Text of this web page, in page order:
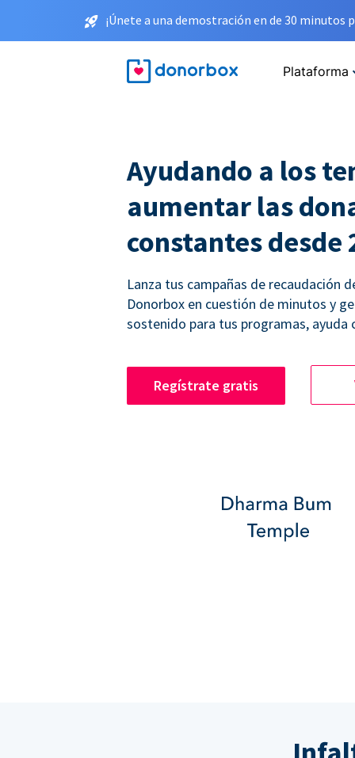
¡Únete a una demostración en de 30 minutos
Plataforma
Ayudando a los
aumentar las
constantes desde
Lanza tus campañas de recaudación
Donorbox en cuestión de minutos y
sostenido para tus programas, ayuda
Regístrate gratis